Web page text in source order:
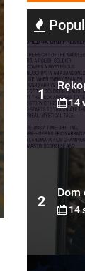
1 14
2
Dom
14